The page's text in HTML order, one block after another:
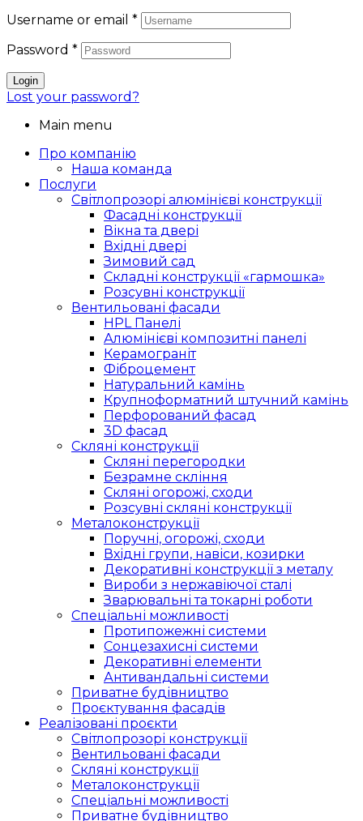
Username or email *
Password *
Login
Lost your password?
Main menu
Про компанію
Наша команда
Послуги
Світлопрозорі алюмінієві конструкції
Фасадні конструкції
Вікна та двері
Вхідні двері
Зимовий сад
Складні конструкції «гармошка»
Розсувні конструкції
Вентильовані фасади
HPL Панелі
Алюмінієві композитні панелі
Керамограніт
Фіброцемент
Натуральний камінь
Крупноформатний штучний камінь
Перфорований фасад
3D фасад
Скляні конструкції
Скляні перегородки
Безрамне скління
Скляні огорожі, сходи
Розсувні скляні конструкції
Металоконструкції
Поручні, огорожі, сходи
Вхідні групи, навіси, козирки
Декоративні конструкції з металу
Вироби з нержавіючої сталі
Зварювальні та токарні роботи
Спеціальні можливості
Протипожежні системи
Сонцезахисні системи
Декоративні елементи
Антивандальні системи
Приватне будівництво
Проєктування фасадів
Реалізовані проєкти
Світлопрозорі конструкції
Вентильовані фасади
Скляні конструкції
Металоконструкції
Спеціальні можливості
Приватне будівництво